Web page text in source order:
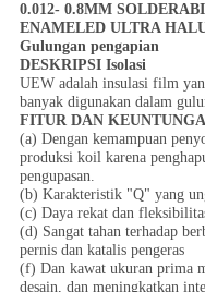
0.012- 0.8MM
ENAMELED ULTRA
Gulungan pengapian
DESKRIPSI Isolasi
UEW adalah insulasi film
banyak digunakan dalam
FITUR DAN
(a) Dengan kemampuan
produksi koil karena
pengupasan.
(b) Karakteristik "Q" yang
(c) Daya rekat dan
(d) Sangat tahan terhadap
pernis dan katalis pengeras
(f) Dan kawat ukuran prima
desain, dan meningkatkan